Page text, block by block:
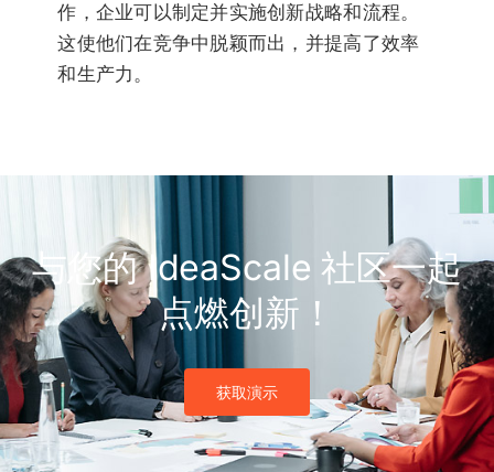
作，企业可以制定并实施创新战略和流程。
这使他们在竞争中脱颖而出，并提高了效率
和生产力。
与您的 IdeaScale 社区一起
点燃创新！
获取演示